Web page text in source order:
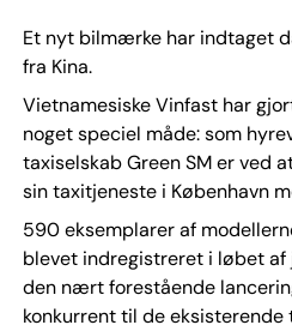
Et nyt bilmærke har indtaget
fra Kina.
Vietnamesiske Vinfast har
noget speciel måde: som
taxiselskab Green SM er ved
sin taxitjeneste i København
590 eksemplarer af
blevet indregistreret i løbet af
den nært forestående
konkurrent til de eksisterende